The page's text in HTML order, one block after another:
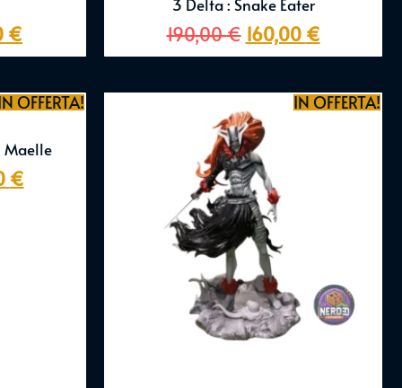
€ 190,00€ 160,00 €
OFFERTA!
Maelle
€
IN OFFERTA!